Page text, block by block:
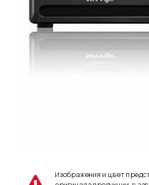
Изображения и цвет